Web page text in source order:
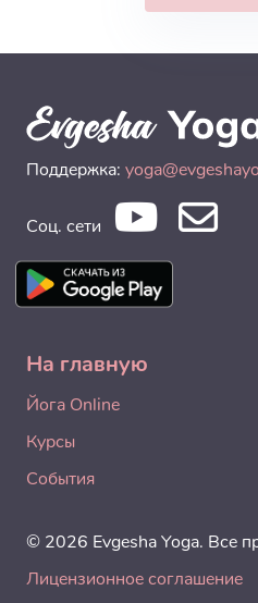
Поддержка:
Соц. сети
На главную
Йога Online
Курсы
События
© 2026 Evgesha Yoga. Все
Лицензионное соглашение